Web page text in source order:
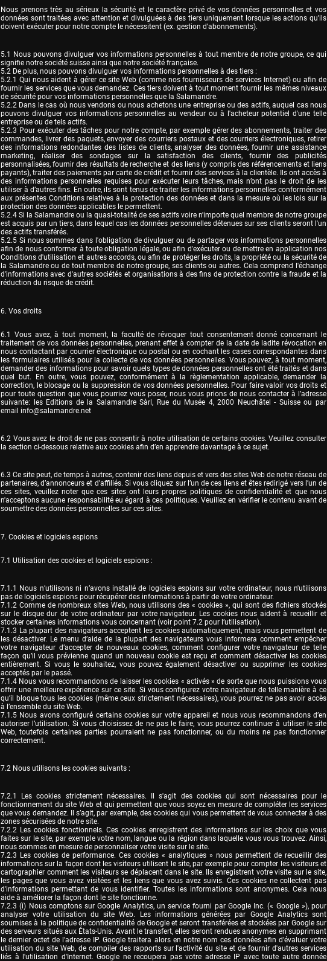
Nous prenons très au sérieux la sécurité et le caractère privé de vos données personnelles et vos
données sont traitées avec attention et divulguées à des tiers uniquement lorsque les actions qu’ils
doivent exécuter pour notre compte le nécessitent (ex. gestion d’abonnements).
5.1 Nous pouvons divulguer vos informations personnelles à tout membre de notre groupe, ce qui
signifie notre société suisse ainsi que notre société française.
5.2 De plus, nous pouvons divulguer vos informations personnelles à des tiers :
5.2.1 Qui nous aident à gérer ce site Web (comme nos fournisseurs de services Internet) ou afin de
fournir les services que vous demandez. Ces tiers doivent à tout moment fournir les mêmes niveaux
de sécurité pour vos informations personnelles que la Salamandre.
5.2.2 Dans le cas où nous vendons ou nous achetons une entreprise ou des actifs, auquel cas nous
pouvons divulguer vos informations personnelles au vendeur ou à l'acheteur potentiel d'une telle
entreprise ou de tels actifs.
5.2.3 Pour exécuter des tâches pour notre compte, par exemple gérer des abonnements, traiter des
commandes, livrer des paquets, envoyer des courriers postaux et des courriers électroniques, retirer
des informations redondantes des listes de clients, analyser des données, fournir une assistance
marketing, réaliser des sondages sur la satisfaction des clients, fournir des publicités
personnalisées, fournir des résultats de recherche et des liens (y compris des référencements et liens
payants), traiter des paiements par carte de crédit et fournir des services à la clientèle. Ils ont accès à
des informations personnelles requises pour exécuter leurs tâches, mais n’ont pas le droit de les
utiliser à d’autres fins. En outre, ils sont tenus de traiter les informations personnelles conformément
aux présentes Conditions relatives à la protection des données et dans la mesure où les lois sur la
protection des données applicables le permettent.
5.2.4 Si la Salamandre ou la quasi-totalité de ses actifs voire n'importe quel membre de notre groupe
est acquis par un tiers, dans lequel cas les données personnelles détenues sur ses clients seront l'un
des actifs transférés.
5.2.5 Si nous sommes dans l'obligation de divulguer ou de partager vos informations personnelles
afin de nous conformer à toute obligation légale, ou afin d'exécuter ou de mettre en application nos
Conditions d'utilisation et autres accords, ou afin de protéger les droits, la propriété ou la sécurité de
la Salamandre ou de tout membre de notre groupe, ses clients ou autres. Cela comprend l'échange
d'informations avec d'autres sociétés et organisations à des fins de protection contre la fraude et la
réduction du risque de crédit.
6. Vos droits
6.1 Vous avez, à tout moment, la faculté de révoquer tout consentement donné concernant le
traitement de vos données personnelles, prenant effet à compter de la date de ladite révocation en
nous contactant par courrier électronique ou postal ou en cochant les cases correspondantes dans
les formulaires utilisés pour la collecte de vos données personnelles. Vous pouvez, à tout moment,
demander des informations pour savoir quels types de données personnelles ont été traités et dans
quel but. En outre, vous pouvez, conformément à la règlementation applicable, demander la
correction, le blocage ou la suppression de vos données personnelles. Pour faire valoir vos droits et
pour toute question que vous pourriez vous poser, nous vous prions de nous contacter à l’adresse
suivante: les Editions de la Salamandre Sàrl, Rue du Musée 4, 2000 Neuchâtel - Suisse ou par
email info@salamandre.net
6.2 Vous avez le droit de ne pas consentir à notre utilisation de certains cookies. Veuillez consulter
la section ci-dessous relative aux cookies afin d’en apprendre davantage à ce sujet.
6.3 Ce site peut, de temps à autres, contenir des liens depuis et vers des sites Web de notre réseau de
partenaires, d’annonceurs et d’affiliés. Si vous cliquez sur l’un de ces liens et êtes redirigé vers l’un de
ces sites, veuillez noter que ces sites ont leurs propres politiques de confidentialité et que nous
n'acceptons aucune responsabilité eu égard à ces politiques. Veuillez en vérifier le contenu avant de
soumettre des données personnelles sur ces sites.
7. Cookies et logiciels espions
7.1 Utilisation des cookies et logiciels espions :
7.1.1 Nous n’utilisons ni n’avons installé de logiciels espions sur votre ordinateur, nous n'utilisons
pas de logiciels espions pour récupérer des informations à partir de votre ordinateur.
7.1.2 Comme de nombreux sites Web, nous utilisons des « cookies », qui sont des fichiers stockés
sur le disque dur de votre ordinateur par votre navigateur. Les cookies nous aident à recueillir et
stocker certaines informations vous concernant (voir point 7.2 pour l’utilisation).
7.1.3 La plupart des navigateurs acceptent les cookies automatiquement, mais vous permettent de
les désactiver. Le menu d’aide de la plupart des navigateurs vous informera comment empêcher
votre navigateur d’accepter de nouveaux cookies, comment configurer votre navigateur de telle
façon qu’il vous prévienne quand un nouveau cookie est reçu et comment désactiver les cookies
entièrement. Si vous le souhaitez, vous pouvez également désactiver ou supprimer les cookies
acceptés par le passé.
7.1.4 Nous vous recommandons de laisser les cookies « activés » de sorte que nous puissions vous
offrir une meilleure expérience sur ce site. Si vous configurez votre navigateur de telle manière à ce
qu’il bloque tous les cookies (même ceux strictement nécessaires), vous pourrez ne pas avoir accès
à l’ensemble du site Web.
7.1.5 Nous avons configuré certains cookies sur votre appareil et nous vous recommandons d’en
autoriser l’utilisation. Si vous choisissez de ne pas le faire, vous pourrez continuer à utiliser le site
Web, toutefois certaines parties pourraient ne pas fonctionner, ou du moins ne pas fonctionner
correctement.
7.2 Nous utilisons les cookies suivants :
7.2.1 Les cookies strictement nécessaires. Il s'agit des cookies qui sont nécessaires pour le
fonctionnement du site Web et qui permettent que vous soyez en mesure de compléter les services
que vous demandez. Il s’agit, par exemple, des cookies qui vous permettent de vous connecter à des
zones sécurisées de notre site.
7.2.2 Les cookies fonctionnels. Ces cookies enregistrent des informations sur les choix que vous
faites sur le site, par exemple votre nom, langue ou la région dans laquelle vous vous trouvez. Ainsi,
nous sommes en mesure de personnaliser votre visite sur le site.
7.2.3 Les cookies de performance. Ces cookies « analytiques » nous permettent de recueillir des
informations sur la façon dont les visiteurs utilisent le site, par exemple pour compter les visiteurs et
cartographier comment les visiteurs se déplacent dans le site. Ils enregistrent votre visite sur le site,
les pages que vous avez visitées et les liens que vous avez suivis. Ces cookies ne collectent pas
d'informations permettant de vous identifier. Toutes les informations sont anonymes. Cela nous
aide à améliorer la façon dont le site fonctionne.
7.2.3 (i) Nous comptons sur Google Analytics, un service fourni par Google Inc. (« Google »), pour
analyser votre utilisation du site Web. Les informations générées par Google Analytics sont
soumises à la politique de confidentialité de Google et seront transférées et stockées par Google sur
des serveurs situés aux États-Unis. Avant le transfert, elles seront rendues anonymes en supprimant
le dernier octet de l'adresse IP. Google traitera alors en notre nom ces données afin d'évaluer votre
utilisation du site Web, de compiler des rapports sur l'activité du site et de fournir d'autres services
liés à l'utilisation d'Internet. Google ne recoupera pas votre adresse IP avec toute autre donnée